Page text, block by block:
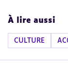
À lire aussi
CULTURE